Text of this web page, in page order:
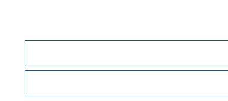
All investing involves risks, including a loss of
Please refer to the strategy detail page for